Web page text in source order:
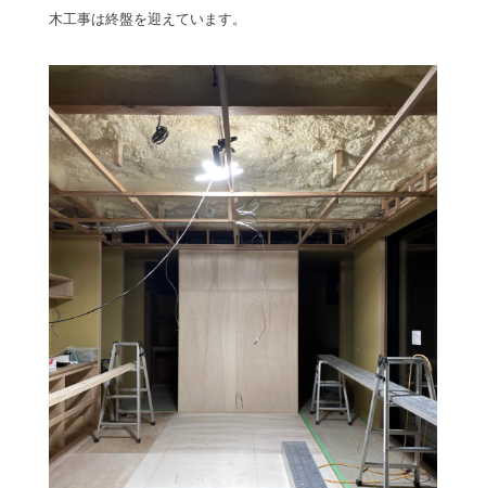
木工事は終盤を迎えています。